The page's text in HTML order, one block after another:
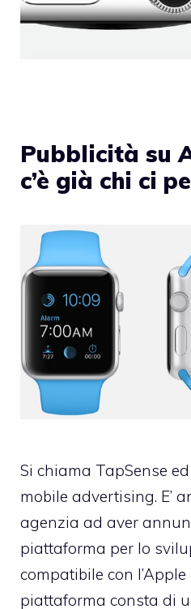
Pubblicità su
c’è già chi ci
Si chiama TapSense
mobile advertising. E’
agenzia ad aver
piattaforma per lo
compatibile con l’Apple
piattaforma consta di